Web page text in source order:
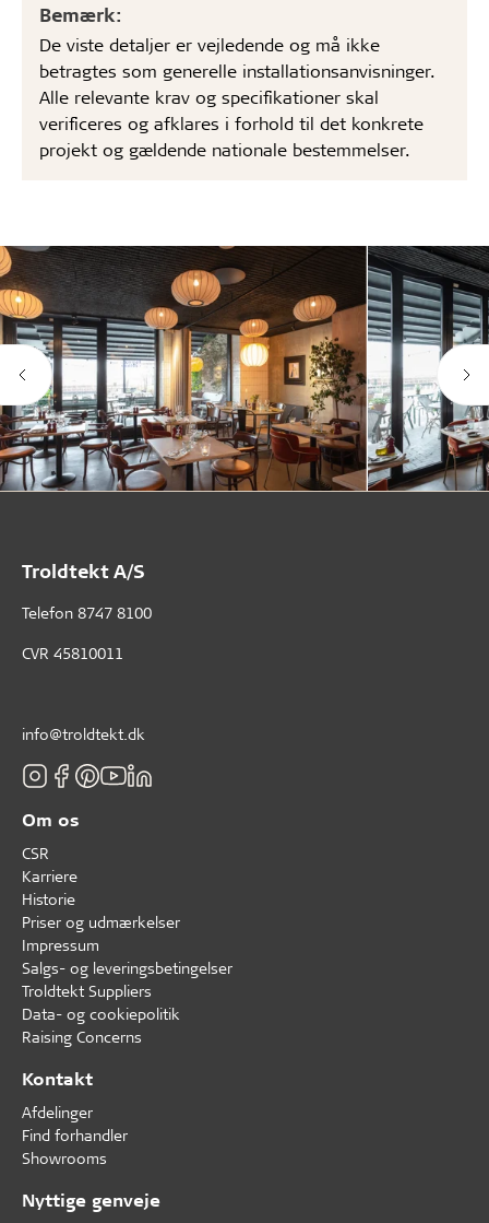
Bemærk:
De viste detaljer er vejledende og må ikke
betragtes som generelle installationsanvisninger.
Alle relevante krav og specifikationer skal
verificeres og afklares i forhold til det konkrete
projekt og gældende nationale bestemmelser.
Troldtekt A/S
Telefon 8747 8100
CVR 45810011
info@troldtekt.dk
Om os
CSR
Karriere
Historie
Priser og udmærkelser
Impressum
Salgs- og leveringsbetingelser
Troldtekt Suppliers
Data- og cookiepolitik
Raising Concerns
Kontakt
Afdelinger
Find forhandler
Showrooms
Nyttige genveje